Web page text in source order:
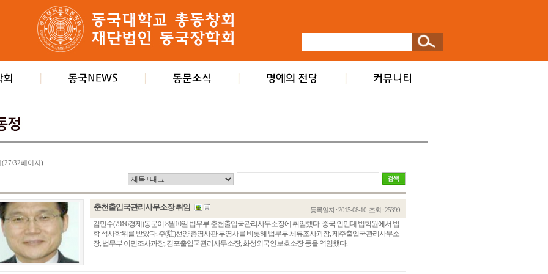
(27/32페이지)
춘천출입국관리사무소장 취임 등록일자 : 2015-08-10 조회 : 25399
김민수(79/86경제)동문이 8월10일 법무부 춘천출입국관리사무소장에 취임했다. 중국 인민대 법학원에서 법
학 석사학위를 받았다. 주(駐)선양 총영사관 부영사를 비롯해 법무부 체류조사과장, 제주출입국관리사무소
장, 법무부 이민조사과장, 김포출입국관리사무소장, 화성외국인보호소장 등을 역임했다.